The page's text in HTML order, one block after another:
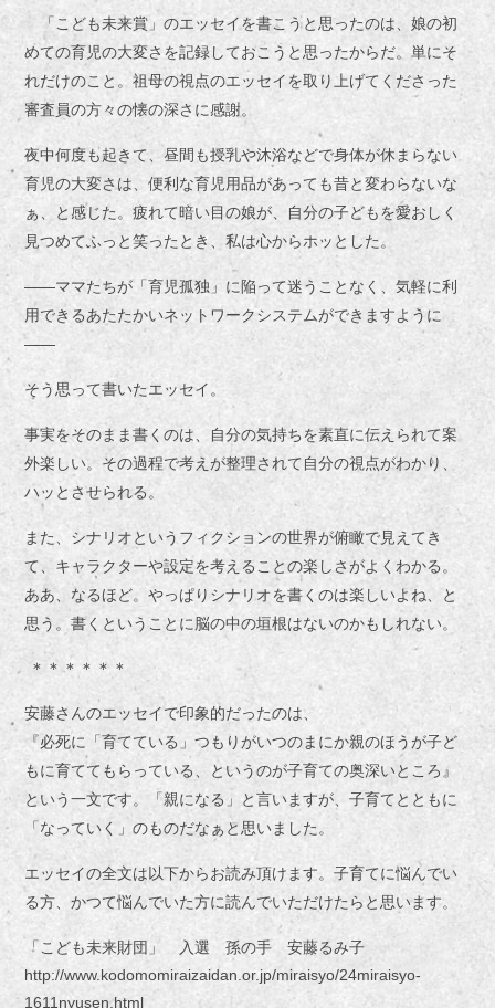
「こども未来賞」のエッセイを書こうと思ったのは、娘の初
めての育児の大変さを記録しておこうと思ったからだ。単にそ
れだけのこと。祖母の視点のエッセイを取り上げてくださった
審査員の方々の懐の深さに感謝。
夜中何度も起きて、昼間も授乳や沐浴などで身体が休まらない
育児の大変さは、便利な育児用品があっても昔と変わらないな
ぁ、と感じた。疲れて暗い目の娘が、自分の子どもを愛おしく
見つめてふっと笑ったとき、私は心からホッとした。
――ママたちが「育児孤独」に陥って迷うことなく、気軽に利
用できるあたたかいネットワークシステムができますように
――
そう思って書いたエッセイ。
事実をそのまま書くのは、自分の気持ちを素直に伝えられて案
外楽しい。その過程で考えが整理されて自分の視点がわかり、
ハッとさせられる。
また、シナリオというフィクションの世界が俯瞰で見えてき
て、キャラクターや設定を考えることの楽しさがよくわかる。
ああ、なるほど。やっぱりシナリオを書くのは楽しいよね、と
思う。書くということに脳の中の垣根はないのかもしれない。
＊＊＊＊＊＊
安藤さんのエッセイで印象的だったのは、
『必死に「育てている」つもりがいつのまにか親のほうが子ど
もに育ててもらっている、というのが子育ての奥深いところ』
という一文です。「親になる」と言いますが、子育てとともに
「なっていく」のものだなぁと思いました。
エッセイの全文は以下からお読み頂けます。子育てに悩んでい
る方、かつて悩んでいた方に読んでいただけたらと思います。
「こども未来財団」 入選 孫の手 安藤るみ子
http://www.kodomomiraizaidan.or.jp/miraisyo/24miraisyo-
1611nyusen.html